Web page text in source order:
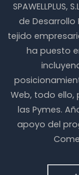
se
la
de
de Desarrollo
tejido
ha puesto
Web, todo ello,
las Pymes.
apoyo del